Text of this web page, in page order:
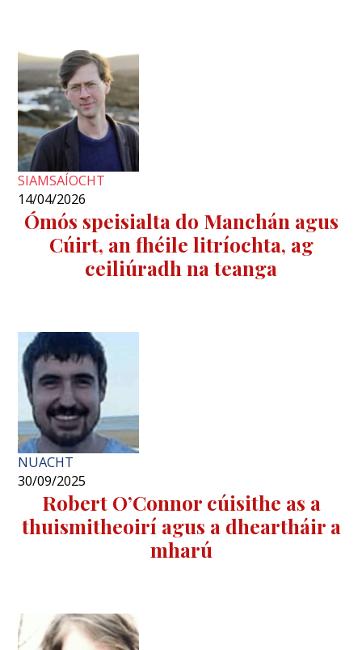
SIAMSAÍOCHT
14/04/2026
​Ómós speisialta do Manchán agus
Cúirt, an fhéile litríochta, ag
ceiliúradh na teanga
NUACHT
30/09/2025
Robert O’Connor cúisithe as a
thuismitheoirí agus a dheartháir a
mharú